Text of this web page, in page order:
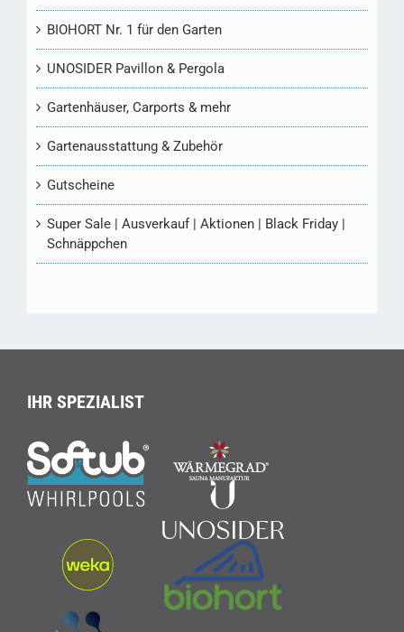
BIOHORT Nr. 1 für den Garten
UNOSIDER Pavillon & Pergola
Gartenhäuser, Carports & mehr
Gartenausstattung & Zubehör
Gutscheine
Super Sale | Ausverkauf | Aktionen | Black Friday |
Schnäppchen
IHR SPEZIALIST